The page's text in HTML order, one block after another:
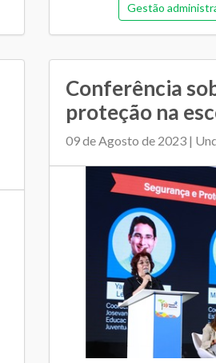
Gestão
Gestão
Plano Municipal de
Relacionamento entre
Conferência
proteção na
09 de Agosto de 2023 |